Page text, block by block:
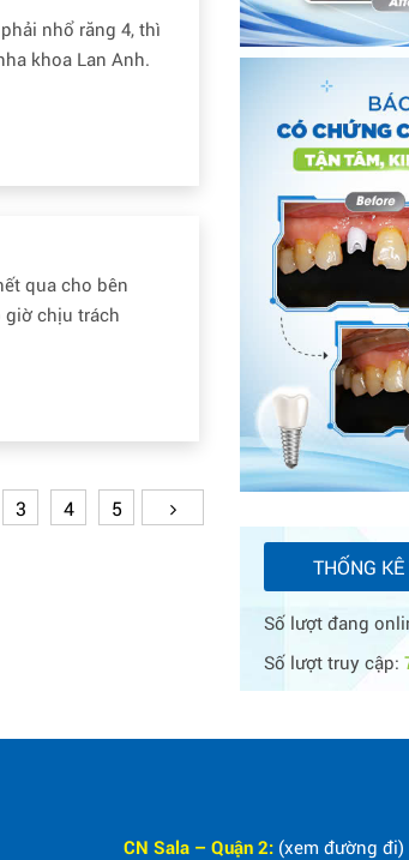
nhổ răng 4, thì
khoa Lan Anh.
qua cho bên
giờ chịu trách
3 4 5
THỐNG
Số lượt đang
Số lượt truy cập:
CN Sala – Quận 2: (xem đường đi)